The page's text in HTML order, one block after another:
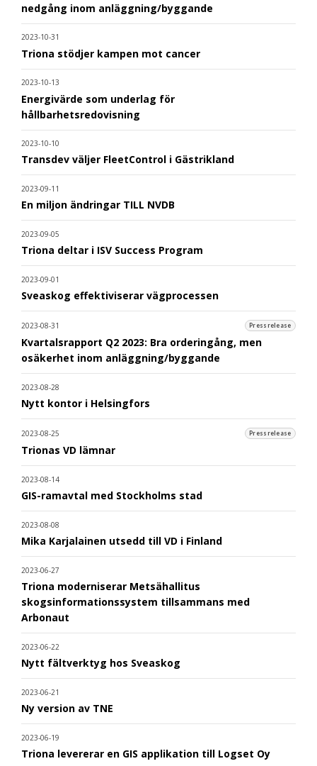
nedgång inom anläggning/byggande
2023-10-31
Triona stödjer kampen mot cancer
2023-10-13
Energivärde som underlag för
hållbarhetsredovisning
2023-10-10
Transdev väljer FleetControl i Gästrikland
2023-09-11
En miljon ändringar TILL NVDB
2023-09-05
Triona deltar i ISV Success Program
2023-09-01
Sveaskog effektiviserar vägprocessen
2023-08-31 Pressrelease
Kvartalsrapport Q2 2023: Bra orderingång, men
osäkerhet inom anläggning/byggande
2023-08-28
Nytt kontor i Helsingfors
2023-08-25 Pressrelease
Trionas VD lämnar
2023-08-14
GIS-ramavtal med Stockholms stad
2023-08-08
Mika Karjalainen utsedd till VD i Finland
2023-06-27
Triona moderniserar Metsähallitus
skogsinformationssystem tillsammans med
Arbonaut
2023-06-22
Nytt fältverktyg hos Sveaskog
2023-06-21
Ny version av TNE
2023-06-19
Triona levererar en GIS applikation till Logset Oy